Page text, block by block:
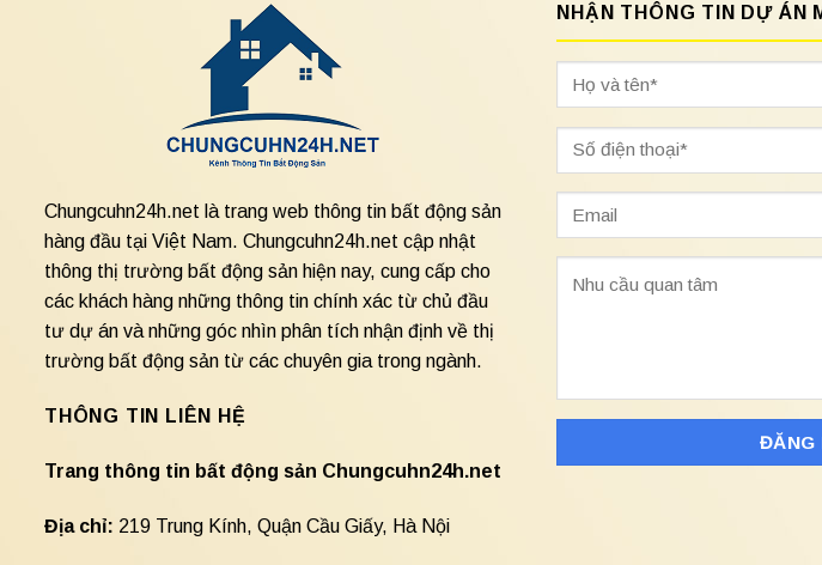
Chungcuhn24h.net là trang web thông tin bất động sản
hàng đầu tại Việt Nam. Chungcuhn24h.net cập nhật
thông thị trường bất động sản hiện nay, cung cấp cho
các khách hàng những thông tin chính xác từ chủ đầu
tư dự án và những góc nhìn phân tích nhận định về thị
trường bất động sản từ các chuyên gia trong ngành.
THÔNG TIN LIÊN HỆ
Trang thông tin bất động sản Chungcuhn24h.net
Địa chỉ: 219 Trung Kính, Quận Cầu Giấy, Hà Nội
NHẬN THÔNG TIN DỰ ÁN